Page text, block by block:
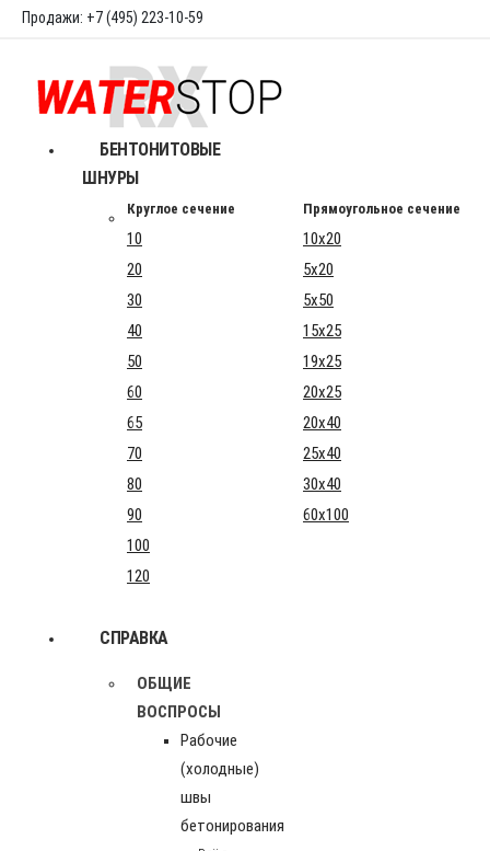
Продажи: +7 (495) 223-10-59
БЕНТОНИТОВЫЕ
ШНУРЫ
Круглое сечение Прямоугольное сечение
10
10x20
20
5x20
30
5x50
40
15x25
50
19x25
60
20x25
65
20x40
70
25x40
80
30x40
90
60x100
100
120
СПРАВКА
ОБЩИЕ
ВОСПРОСЫ
Рабочие
(холодные)
швы
бетонирования